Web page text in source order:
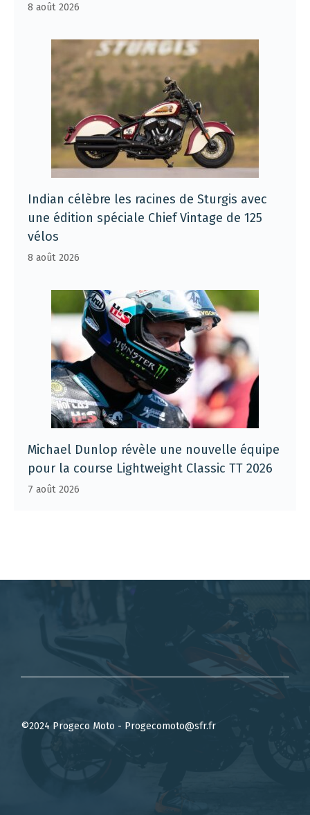
8 août 2026
Indian célèbre les racines de Sturgis avec
une édition spéciale Chief Vintage de 125
vélos
8 août 2026
Michael Dunlop révèle une nouvelle équipe
pour la course Lightweight Classic TT 2026
7 août 2026
©2024 Progeco Moto - Progecomoto@sfr.fr